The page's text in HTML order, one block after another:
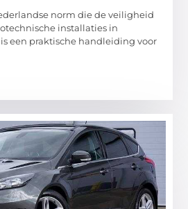
norm die de veiligheid
installaties in
een praktische handleiding voor